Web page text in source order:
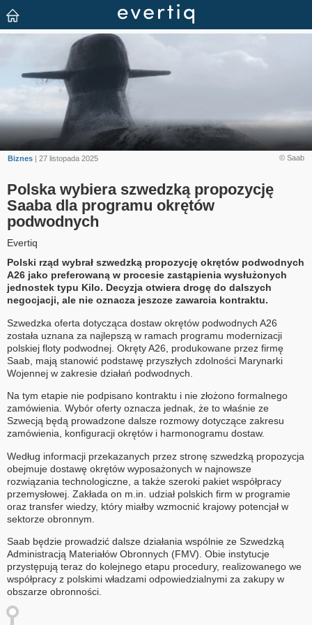
© Saab
Biznes | 27 listopada 2025
Polska wybiera szwedzką propozycję
Saaba dla programu okrętów
podwodnych
Evertiq
Polski rząd wybrał szwedzką propozycję okrętów podwodnych
A26 jako preferowaną w procesie zastąpienia wysłużonych
jednostek typu Kilo. Decyzja otwiera drogę do dalszych
negocjacji, ale nie oznacza jeszcze zawarcia kontraktu.
Szwedzka oferta dotycząca dostaw okrętów podwodnych A26
została uznana za najlepszą w ramach programu modernizacji
polskiej floty podwodnej. Okręty A26, produkowane przez firmę
Saab, mają stanowić podstawę przyszłych zdolności Marynarki
Wojennej w zakresie działań podwodnych.
Na tym etapie nie podpisano kontraktu i nie złożono formalnego
zamówienia. Wybór oferty oznacza jednak, że to właśnie ze
Szwecją będą prowadzone dalsze rozmowy dotyczące zakresu
zamówienia, konfiguracji okrętów i harmonogramu dostaw.
Według informacji przekazanych przez stronę szwedzką propozycja
obejmuje dostawę okrętów wyposażonych w najnowsze
rozwiązania technologiczne, a także szeroki pakiet współpracy
przemysłowej. Zakłada on m.in. udział polskich firm w programie
oraz transfer wiedzy, który miałby wzmocnić krajowy potencjał w
sektorze obronnym.
Saab będzie prowadzić dalsze działania wspólnie ze Szwedzką
Administracją Materiałów Obronnych (FMV). Obie instytucje
przystępują teraz do kolejnego etapu procedury, realizowanego we
współpracy z polskimi władzami odpowiedzialnymi za zakupy w
obszarze obronności.